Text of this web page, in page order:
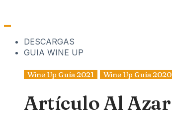
DESCARGAS
GUIA WINE UP
Wine Up Guía 2021 Wine Up Guía 2020
Artículo Al Azar